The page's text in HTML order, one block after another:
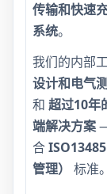
传输和快速
系统。
我们的内部
设计和电气
和 超过10年
端解决方案—
合ISO13485
管理）
标准。